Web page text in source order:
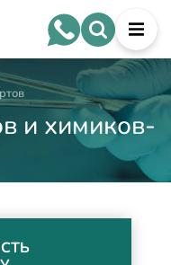
и химиков-